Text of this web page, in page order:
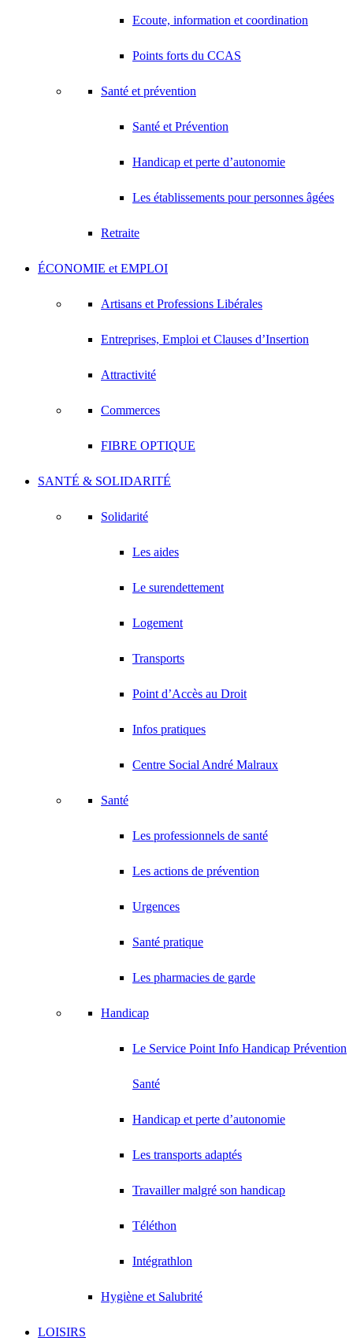
Ecoute, information et coordination
Points forts du CCAS
Santé et prévention
Santé et Prévention
Handicap et perte d’autonomie
Les établissements pour personnes âgées
Retraite
ÉCONOMIE et EMPLOI
Artisans et Professions Libérales
Entreprises, Emploi et Clauses d’Insertion
Attractivité
Commerces
FIBRE OPTIQUE
SANTÉ & SOLIDARITÉ
Solidarité
Les aides
Le surendettement
Logement
Transports
Point d’Accès au Droit
Infos pratiques
Centre Social André Malraux
Santé
Les professionnels de santé
Les actions de prévention
Urgences
Santé pratique
Les pharmacies de garde
Handicap
Le Service Point Info Handicap Prévention
Santé
Handicap et perte d’autonomie
Les transports adaptés
Travailler malgré son handicap
Téléthon
Intégrathlon
Hygiène et Salubrité
LOISIRS